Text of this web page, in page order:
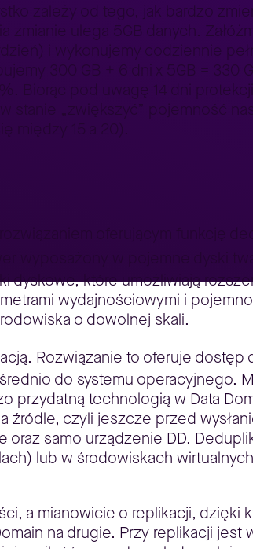
zależy od tego, jak bardzo
zmianie ulega 5GB danych.
i wykonujemy codziennie
300 GB + 6 dni x 5GB =
Biorąc pod uwagę 14 dni
stanie „zwiększyć” pojemność
między 15 a 20).
oferującym funkcję
wyposażony w pojemne dyski
dyskowe, które umożliwiają
wydajnościowymi i
o dowolnej skali.
Rozwiązanie to oferuje
do systemu operacyjnego.
przydatną technologią w Data
czyli jeszcze przed
samo urządzenie DD.
lub w środowiskach
a mianowicie o replikacji, dzięki
na drugie. Przy replikacji